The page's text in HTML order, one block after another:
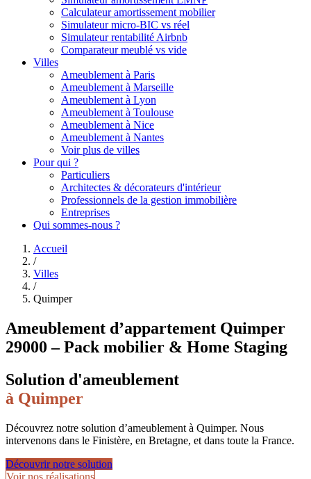
Calculateur amortissement mobilier
Simulateur micro-BIC vs réel
Simulateur rentabilité Airbnb
Comparateur meublé vs vide
Villes
Ameublement à Paris
Ameublement à Marseille
Ameublement à Lyon
Ameublement à Toulouse
Ameublement à Nice
Ameublement à Nantes
Voir plus de villes
Pour qui ?
Particuliers
Architectes & décorateurs d'intérieur
Professionnels de la gestion immobilière
Entreprises
Qui sommes-nous ?
Accueil
/
Villes
/
Quimper
Ameublement d’appartement Quimper
29000 – Pack mobilier & Home Staging
Solution d'ameublement
à Quimper
Découvrez notre solution d’ameublement à Quimper. Nous
intervenons dans le Finistère, en Bretagne, et dans toute la France.
Découvrir notre solution
Voir nos réalisations